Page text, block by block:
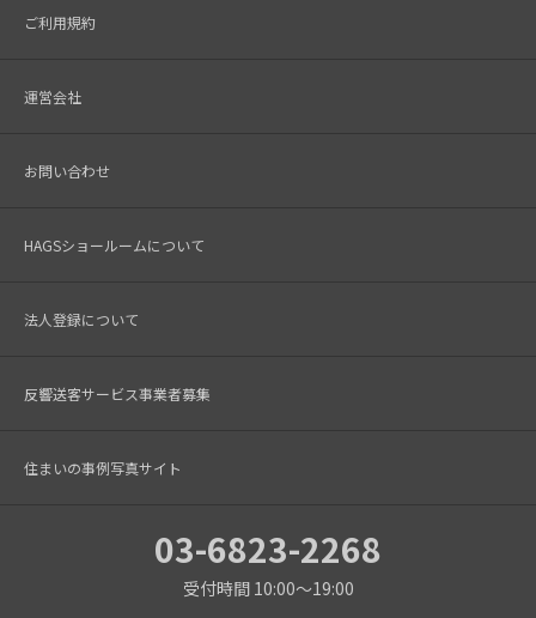
ご利用規約
運営会社
お問い合わせ
HAGSショールームについて
法人登録について
反響送客サービス事業者募集
住まいの事例写真サイト
03-6823-2268
受付時間 10:00～19:00